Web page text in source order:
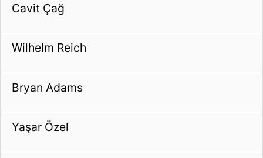
Cavit Çağ
Wilhelm Reich
Bryan Adams
Yaşar Özel